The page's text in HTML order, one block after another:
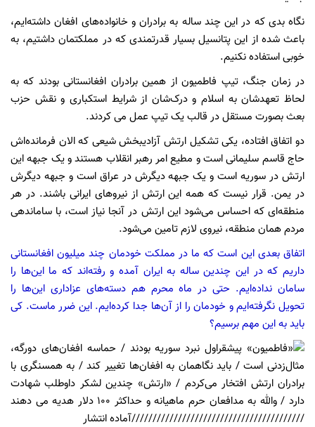
نگاه بدی که در این چند ساله به برادران و خانواده‌های افغان داشته‌ایم،
باعث شده از این پتانسیل بسیار قدرتمندی که در مملکتمان داشتیم، به
خوبی استفاده نکنیم.
در زمان جنگ، تیپ فاطمیون از همین برادران افغانستانی بودند که به
لحاظ تعهدشان به اسلام و درک‌شان از شرایط استکباری و نقش حزب
بعث بصورت مستقل در قالب یک تیپ عمل می کردند.
دو اتفاق افتاده، یکی تشکیل ارتش آزادیبخش شیعی که الان فرمانده‌اش
حاج قاسم سلیمانی است و مطیع امر رهبر انقلاب هستند و یک جبهه این
ارتش در سوریه است و یک جبهه دیگرش در عراق است و جبهه دیگرش
در یمن. قرار نیست که همه این ارتش از نیروهای ایرانی باشند. در هر
منطقه‌ای که احساس می‌شود این ارتش در آنجا نیاز است، با ساماندهی
مردم همان منطقه، نیروی لازم تامین می‌شود.
اتفاق بعدی این است که ما در مملکت خودمان چند میلیون افغانستانی
داریم که در این چندین ساله به ایران آمده و رفته‌اند که ما این‌ها را
سامان نداده‌ایم. حتی در ماه محرم هم دسته‌های عزاداری این‌ها را
تحویل نگرفته‌ایم و خودمان را از آن‌ها جدا کرده‌ایم. این ضرر ماست. کی
باید به این مهم برسیم؟